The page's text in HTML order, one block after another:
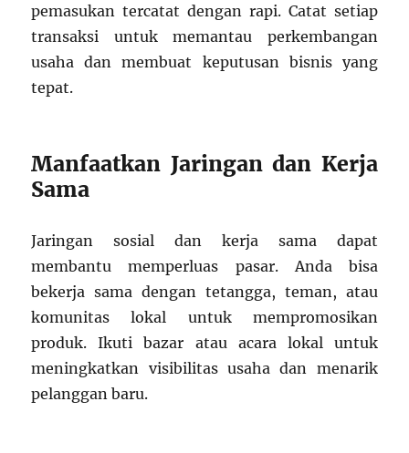
pemasukan tercatat dengan rapi. Catat setiap
transaksi untuk memantau perkembangan
usaha dan membuat keputusan bisnis yang
tepat.
Manfaatkan Jaringan dan Kerja
Sama
Jaringan sosial dan kerja sama dapat
membantu memperluas pasar. Anda bisa
bekerja sama dengan tetangga, teman, atau
komunitas lokal untuk mempromosikan
produk. Ikuti bazar atau acara lokal untuk
meningkatkan visibilitas usaha dan menarik
pelanggan baru.